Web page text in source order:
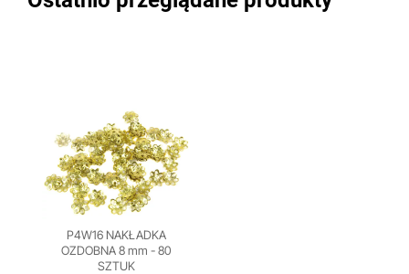
P4W16 NAKŁADKA
OZDOBNA 8 mm - 80
SZTUK